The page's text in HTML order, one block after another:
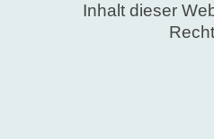
Inhalt dieser